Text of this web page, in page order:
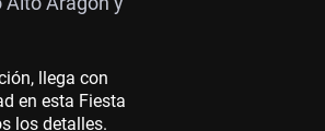
llega con
en esta Fiesta
los detalles.